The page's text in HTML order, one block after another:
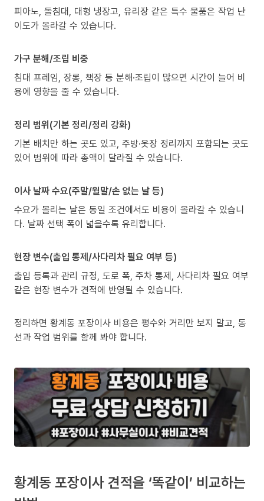
피아노, 돌침대, 대형 냉장고, 유리장 같은 특수 물품은 작업 난
이도가 올라갈 수 있습니다.
가구 분해/조립 비중
침대 프레임, 장롱, 책장 등 분해·조립이 많으면 시간이 늘어 비
용에 영향을 줄 수 있습니다.
정리 범위(기본 정리/정리 강화)
기본 배치만 하는 곳도 있고, 주방·옷장 정리까지 포함되는 곳도
있어 범위에 따라 총액이 달라질 수 있습니다.
이사 날짜 수요(주말/월말/손 없는 날 등)
수요가 몰리는 날은 동일 조건에서도 비용이 올라갈 수 있습니
다. 날짜 선택 폭이 넓을수록 유리합니다.
현장 변수(출입 통제/사다리차 필요 여부 등)
출입 등록과 관리 규정, 도로 폭, 주차 통제, 사다리차 필요 여부
같은 현장 변수가 견적에 반영될 수 있습니다.
정리하면 황계동 포장이사 비용은 평수와 거리만 보지 말고, 동
선과 작업 범위를 함께 봐야 합니다.
황계동 포장이사 견적을 ‘똑같이’ 비교하는